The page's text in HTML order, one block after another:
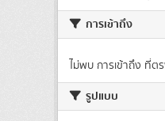
การเข้าถึง
ไม่พบ การเข้าถึง ที่ต
รูปแบบ